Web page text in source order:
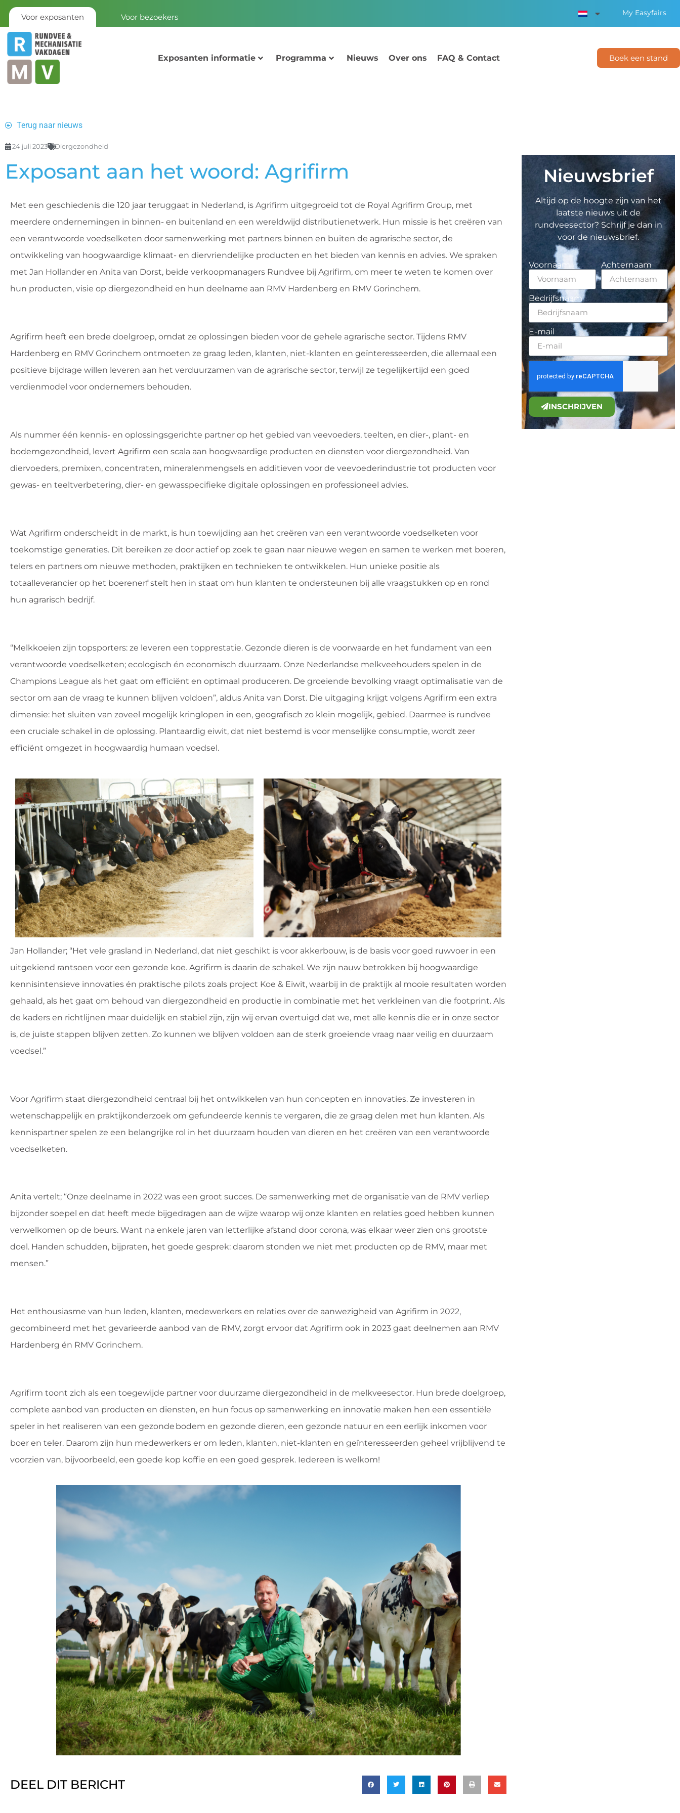
Voor exposanten Voor bezoekers My Easyfairs
Exposanten informatie Programma Nieuws Over ons FAQ & Contact Boek een stand
Terug naar nieuws
24 juli 2023 Diergezondheid
Exposant aan het woord: Agrifirm
Met een geschiedenis die 120 jaar teruggaat in Nederland, is Agrifirm uitgegroeid tot de Royal Agrifirm Group, met
meerdere ondernemingen in binnen- en buitenland en een wereldwijd distributienetwerk. Hun missie is het creëren van
een verantwoorde voedselketen door samenwerking met partners binnen en buiten de agrarische sector, de
ontwikkeling van hoogwaardige klimaat- en diervriendelijke producten en het bieden van kennis en advies. We spraken
met Jan Hollander en Anita van Dorst, beide verkoopmanagers Rundvee bij Agrifirm, om meer te weten te komen over
hun producten, visie op diergezondheid en hun deelname aan RMV Hardenberg en RMV Gorinchem.
Agrifirm heeft een brede doelgroep, omdat ze oplossingen bieden voor de gehele agrarische sector. Tijdens RMV
Hardenberg en RMV Gorinchem ontmoeten ze graag leden, klanten, niet-klanten en geïnteresseerden, die allemaal een
positieve bijdrage willen leveren aan het verduurzamen van de agrarische sector, terwijl ze tegelijkertijd een goed
verdienmodel voor ondernemers behouden.
Als nummer één kennis- en oplossingsgerichte partner op het gebied van veevoeders, teelten, en dier-, plant- en
bodemgezondheid, levert Agrifirm een scala aan hoogwaardige producten en diensten voor diergezondheid. Van
diervoeders, premixen, concentraten, mineralenmengsels en additieven voor de veevoederindustrie tot producten voor
gewas- en teeltverbetering, dier- en gewasspecifieke digitale oplossingen en professioneel advies.
Wat Agrifirm onderscheidt in de markt, is hun toewijding aan het creëren van een verantwoorde voedselketen voor
toekomstige generaties. Dit bereiken ze door actief op zoek te gaan naar nieuwe wegen en samen te werken met boeren,
telers en partners om nieuwe methoden, praktijken en technieken te ontwikkelen. Hun unieke positie als
totaalleverancier op het boerenerf stelt hen in staat om hun klanten te ondersteunen bij alle vraagstukken op en rond
hun agrarisch bedrijf.
“Melkkoeien zijn topsporters: ze leveren een topprestatie. Gezonde dieren is de voorwaarde en het fundament van een
verantwoorde voedselketen; ecologisch én economisch duurzaam. Onze Nederlandse melkveehouders spelen in de
Champions League als het gaat om efficiënt en optimaal produceren. De groeiende bevolking vraagt optimalisatie van de
sector om aan de vraag te kunnen blijven voldoen”, aldus Anita van Dorst. Die uitgaging krijgt volgens Agrifirm een extra
dimensie: het sluiten van zoveel mogelijk kringlopen in een, geografisch zo klein mogelijk, gebied. Daarmee is rundvee
een cruciale schakel in de oplossing. Plantaardig eiwit, dat niet bestemd is voor menselijke consumptie, wordt zeer
efficiënt omgezet in hoogwaardig humaan voedsel.
Jan Hollander; “Het vele grasland in Nederland, dat niet geschikt is voor akkerbouw, is de basis voor goed ruwvoer in een
uitgekiend rantsoen voor een gezonde koe. Agrifirm is daarin de schakel. We zijn nauw betrokken bij hoogwaardige
kennisintensieve innovaties én praktische pilots zoals project Koe & Eiwit, waarbij in de praktijk al mooie resultaten worden
gehaald, als het gaat om behoud van diergezondheid en productie in combinatie met het verkleinen van die footprint. Als
de kaders en richtlijnen maar duidelijk en stabiel zijn, zijn wij ervan overtuigd dat we, met alle kennis die er in onze sector
is, de juiste stappen blijven zetten. Zo kunnen we blijven voldoen aan de sterk groeiende vraag naar veilig en duurzaam
voedsel.”
Voor Agrifirm staat diergezondheid centraal bij het ontwikkelen van hun concepten en innovaties. Ze investeren in
wetenschappelijk en praktijkonderzoek om gefundeerde kennis te vergaren, die ze graag delen met hun klanten. Als
kennispartner spelen ze een belangrijke rol in het duurzaam houden van dieren en het creëren van een verantwoorde
voedselketen.
Anita vertelt; “Onze deelname in 2022 was een groot succes. De samenwerking met de organisatie van de RMV verliep
bijzonder soepel en dat heeft mede bijgedragen aan de wijze waarop wij onze klanten en relaties goed hebben kunnen
verwelkomen op de beurs. Want na enkele jaren van letterlijke afstand door corona, was elkaar weer zien ons grootste
doel. Handen schudden, bijpraten, het goede gesprek: daarom stonden we niet met producten op de RMV, maar met
mensen.”
Het enthousiasme van hun leden, klanten, medewerkers en relaties over de aanwezigheid van Agrifirm in 2022,
gecombineerd met het gevarieerde aanbod van de RMV, zorgt ervoor dat Agrifirm ook in 2023 gaat deelnemen aan RMV
Hardenberg én RMV Gorinchem.
Agrifirm toont zich als een toegewijde partner voor duurzame diergezondheid in de melkveesector. Hun brede doelgroep,
complete aanbod van producten en diensten, en hun focus op samenwerking en innovatie maken hen een essentiële
speler in het realiseren van een gezonde bodem en gezonde dieren, een gezonde natuur en een eerlijk inkomen voor
boer en teler. Daarom zijn hun medewerkers er om leden, klanten, niet-klanten en geïnteresseerden geheel vrijblijvend te
voorzien van, bijvoorbeeld, een goede kop koffie en een goed gesprek. Iedereen is welkom!
DEEL DIT BERICHT
Nieuwsbrief
Altijd op de hoogte zijn van het
laatste nieuws uit de
rundveesector? Schrijf je dan in
voor de nieuwsbrief.
Voornaam Achternaam
Bedrijfsnaam
E-mail
INSCHRIJVEN